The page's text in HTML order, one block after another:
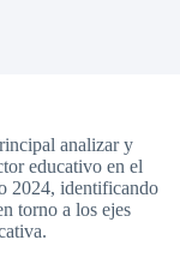
analizar y
educativo en el
2024, identificando
torno a los ejes